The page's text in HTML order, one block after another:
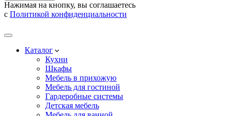
Нажимая на кнопку, вы соглашаетесь
с Политикой конфиденциальности
Каталог
Кухни
Шкафы
Мебель в прихожую
Мебель для гостиной
Гардеробные системы
Детская мебель